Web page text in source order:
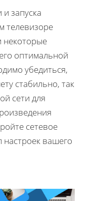
запуска
телевизоре
некоторые
оптимальной
убедиться,
стабильно, так
сети для
сетевое
настроек вашего